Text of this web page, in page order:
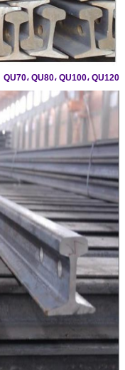
QU70، QU80، QU100، QU120